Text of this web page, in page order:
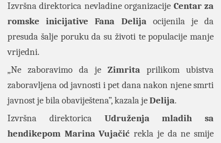
Izvršna direktorica nevladine organizacije Centar za
romske inicijative Fana Delijaocijenila je da
presuda šalje poruku da su životi te populacije manje
vrijedni.
„Ne zaboravimo da je Zimrita prilikom ubistva
zaboravljena od javnosti i pet dana nakon njene smrti
javnost je bila obaviještena”, kazala jeDelija.
Izvršna direktorica Udruženja mladih sa
hendikepom Marina Vujačić rekla je da ne smije